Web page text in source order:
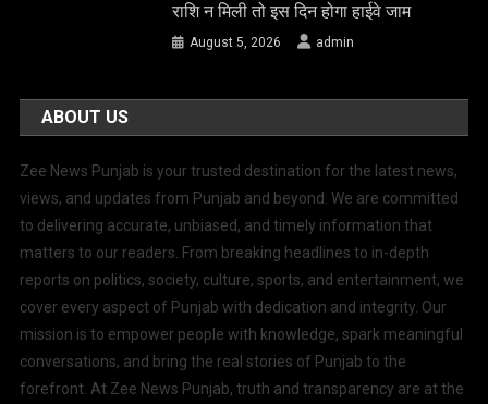
राशि न मिली तो इस दिन होगा हाईवे जाम
August 5, 2026 admin
ABOUT US
Zee News Punjab is your trusted destination for the latest news,
views, and updates from Punjab and beyond. We are committed
to delivering accurate, unbiased, and timely information that
matters to our readers. From breaking headlines to in-depth
reports on politics, society, culture, sports, and entertainment, we
cover every aspect of Punjab with dedication and integrity. Our
mission is to empower people with knowledge, spark meaningful
conversations, and bring the real stories of Punjab to the
forefront. At Zee News Punjab, truth and transparency are at the